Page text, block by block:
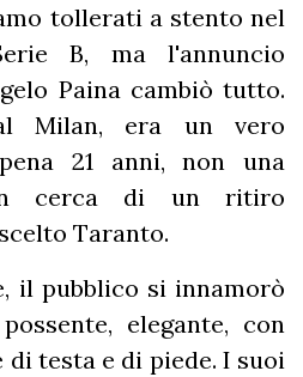
tollerati a stento nel
B, ma l'annuncio
Paina cambiò tutto.
Milan, era un vero
21 anni, non una
cerca di un ritiro
Taranto.
il pubblico si innamorò
elegante, con
testa e di piede. I suoi